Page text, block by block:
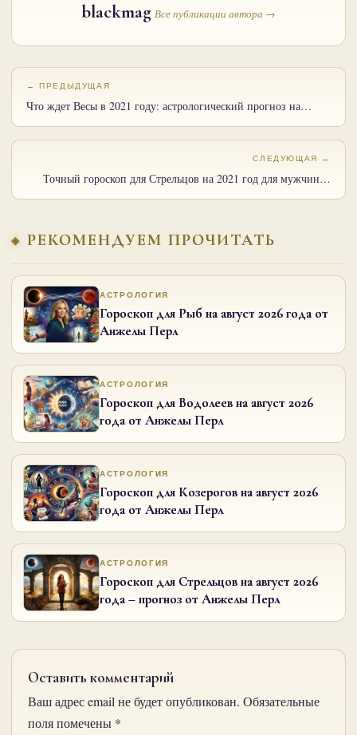
blackmag Все публикации автора →
← ПРЕДЫДУЩАЯ
Что ждет Весы в 2021 году: астрологический прогноз на…
СЛЕДУЮЩАЯ →
Точный гороскоп для Стрельцов на 2021 год для мужчин…
РЕКОМЕНДУЕМ ПРОЧИТАТЬ
АСТРОЛОГИЯ
Гороскоп для Рыб на август 2026 года от
Анжелы Перл
АСТРОЛОГИЯ
Гороскоп для Водолеев на август 2026
года от Анжелы Перл
АСТРОЛОГИЯ
Гороскоп для Козерогов на август 2026
года от Анжелы Перл
АСТРОЛОГИЯ
Гороскоп для Стрельцов на август 2026
года – прогноз от Анжелы Перл
Оставить комментарий
Ваш адрес email не будет опубликован. Обязательные
поля помечены *